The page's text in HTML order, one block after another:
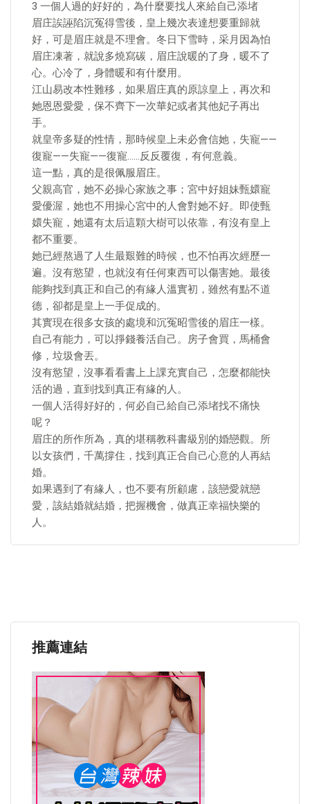
3 一個人過的好好的，為什麼要找人來給自己添堵
眉庄誒誣陷沉冤得雪後，皇上幾次表達想要重歸就
好，可是眉庄就是不理會。冬日下雪時，采月因為怕
眉庄凍著，就說多燒寫碳，眉庄說暖的了身，暖不了
心。心冷了，身體暖和有什麼用。
江山易改本性難移，如果眉庄真的原諒皇上，再次和
她恩恩愛愛，保不齊下一次華妃或者其他妃子再出
手。
就皇帝多疑的性情，那時候皇上未必會信她，失寵——
復寵——失寵——復寵……反反覆復，有何意義。
這一點，真的是很佩服眉庄。
父親高官，她不必操心家族之事；宮中好姐妹甄嬛寵
愛優渥，她也不用操心宮中的人會對她不好。即使甄
嬛失寵，她還有太后這顆大樹可以依靠，有沒有皇上
都不重要。
她已經熬過了人生最艱難的時候，也不怕再次經歷一
遍。沒有慾望，也就沒有任何東西可以傷害她。最後
能夠找到真正和自己的有緣人溫實初，雖然有點不道
德，卻都是皇上一手促成的。
其實現在很多女孩的處境和沉冤昭雪後的眉庄一樣。
自己有能力，可以掙錢養活自己。房子會買，馬桶會
修，垃圾會丟。
沒有慾望，沒事看看書上上課充實自己，怎麼都能快
活的過，直到找到真正有緣的人。
一個人活得好好的，何必自己給自己添堵找不痛快
呢？
眉庄的所作所為，真的堪稱教科書級別的婚戀觀。所
以女孩們，千萬撐住，找到真正合自己心意的人再結
婚。
如果遇到了有緣人，也不要有所顧慮，該戀愛就戀
愛，該結婚就結婚，把握機會，做真正幸福快樂的
人。
推薦連結